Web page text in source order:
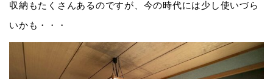
収納もたくさんあるのですが、今の時代には少し使いづら
いかも・・・